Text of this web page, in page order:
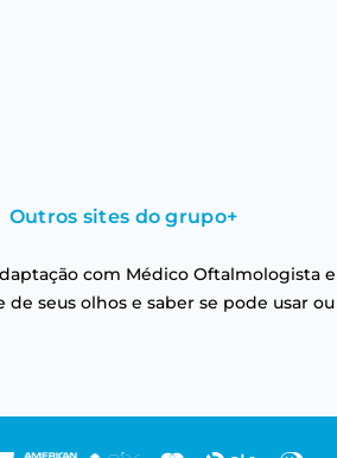
Outros sites do grupo+
com Médico Oftalmologista
seus olhos e saber se pode usar